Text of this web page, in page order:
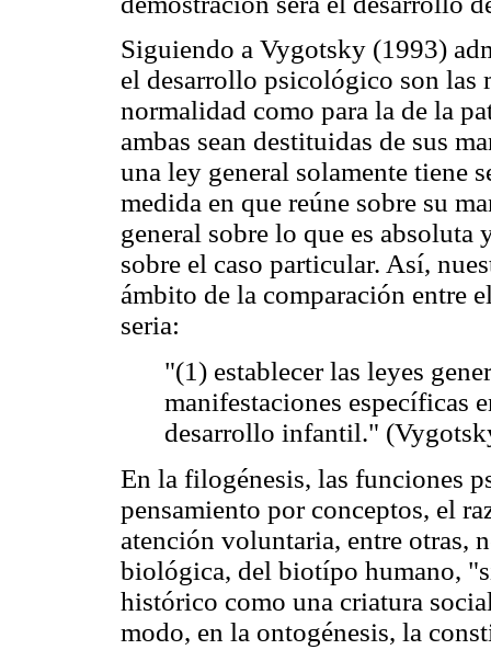
Siguiendo a Vygotsky (1993)
el desarrollo psicológico son las
normalidad como para la de la
ambas sean destituidas de sus
una ley general solamente
medida en que reúne sobre su
general sobre lo que es
sobre el caso particular. Así,
ámbito de la comparación entre
seria:
"(1) establecer las leyes
manifestaciones específicas
desarrollo infantil."
En la filogénesis, las funciones
pensamiento por conceptos, el
atención voluntaria, entre otras,
biológica, del biotípo humano,
histórico como una criatura
modo, en la ontogénesis, la